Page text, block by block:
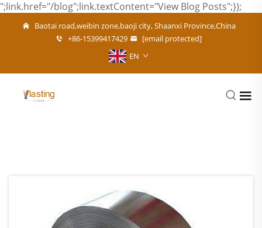
";link.href="/blog";link.textContent="View Blog Posts";});
Baotai road,weibin zone,baoji city, Shaanxi Province,China
+86-15399417429
[email protected]
EN